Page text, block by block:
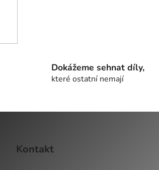
Dokážeme sehnat díly,
které ostatní nemají
Kontakt